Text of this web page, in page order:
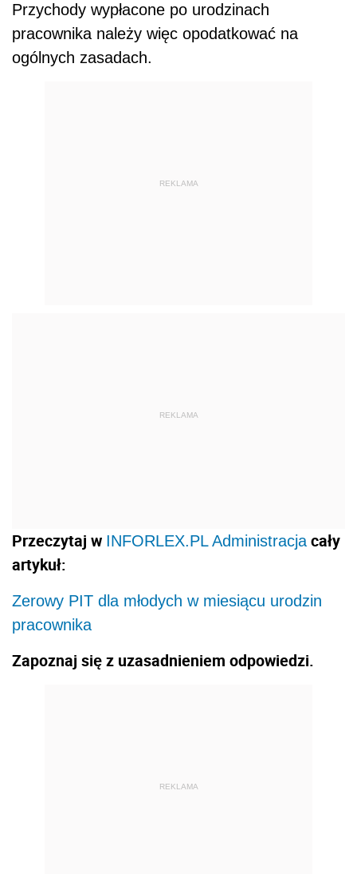
Przychody wypłacone po urodzinach
pracownika należy więc opodatkować na
ogólnych zasadach.
REKLAMA
REKLAMA
Przeczytaj w INFORLEX.PL Administracjacały
artykuł:
Zerowy PIT dla młodych w miesiącu urodzin
pracownika
Zapoznaj się z uzasadnieniem odpowiedzi.
REKLAMA